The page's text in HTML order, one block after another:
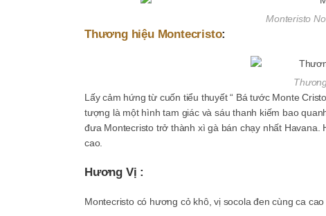
Monteristo
Thương hiệu Montecristo:
Lấy cảm hứng từ cuốn tiểu thuyết “ Bá tước Monte
tượng là một hình tam giác và sáu thanh kiếm bao
đưa Montecristo trở thành xì gà bán chạy nhất
cao.
Hương Vị :
Montecristo có hương cỏ khô, vị socola đen cùng ca cao